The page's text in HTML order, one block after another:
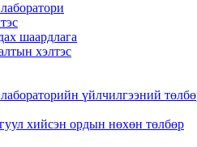
шаардлага
хэлтэс
үйлчилгээний
хийсэн ордын нөхөн төлбөр